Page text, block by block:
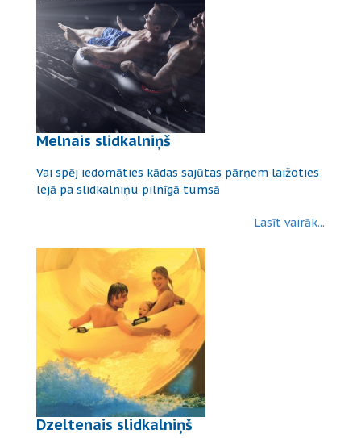
Melnais slidkalniņš
Vai spēj iedomāties kādas sajūtas pārņem laižoties
lejā pa slidkalniņu pilnīgā tumsā
Lasīt vairāk...
Dzeltenais slidkalniņš